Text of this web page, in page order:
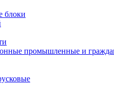
блоки
промышленные и